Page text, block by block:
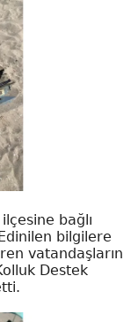
bağlı
bilgilere
vatandaşların
Destek